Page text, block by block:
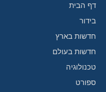
דף הבית
בידור
חדשות בארץ
חדשות בעולם
טכנולוגיה
ספורט